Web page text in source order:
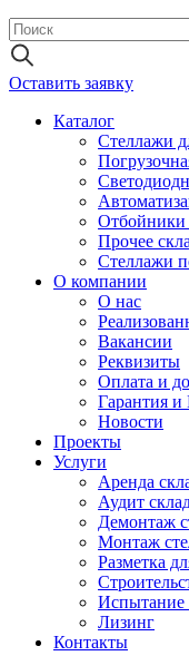
Оставить заявку
Каталог
Стеллажи
Отбойники
Прочее
Стеллажи
О компании
О нас
Вакансии
Реквизиты
Оплата и
Гарантия
Новости
Проекты
Услуги
Аренда
Аудит
Демонтаж
Монтаж
Разметка
Испытание
Лизинг
Контакты